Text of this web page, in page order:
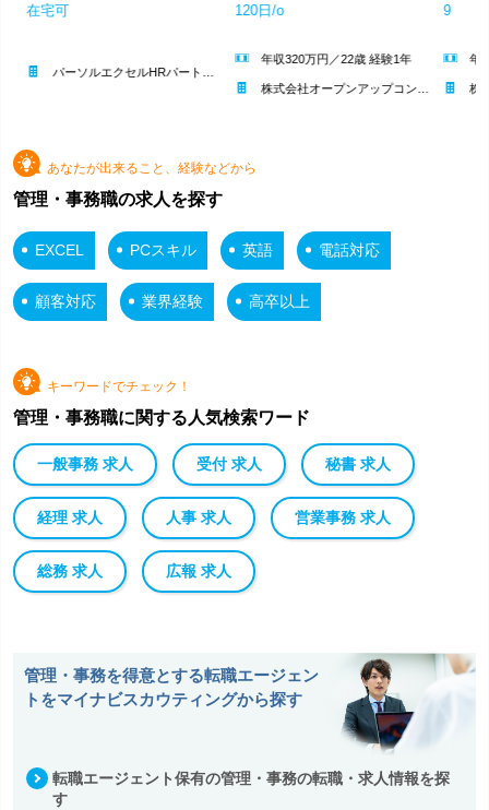
在宅可
パーソルエクセルHRパートナーズ株式会社 | 《社員雇用前提》20～30代活躍中/年間休日120日/残業ほぼなし
120日/o
年収320万円／22歳 経験1年
株式会社オープンアップコンストラクション | 上場GROUP&ホワイト企業認定/土日祝休&最大11連休/9月の入社OK
9
年
株式会社
あなたが出来ること、経験などから
管理・事務職の求人を探す
EXCEL PCスキル 英語 電話対応
顧客対応 業界経験 高卒以上
キーワードでチェック！
管理・事務職に関する人気検索ワード
一般事務 求人 受付 求人 秘書 求人
経理 求人 人事 求人 営業事務 求人
総務 求人 広報 求人
管理・事務を得意とする転職エージェン
トをマイナビスカウティングから探す
転職エージェント保有の管理・事務の転職・求人情報を探
す